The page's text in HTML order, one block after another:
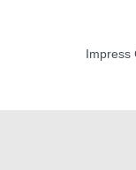
Impress